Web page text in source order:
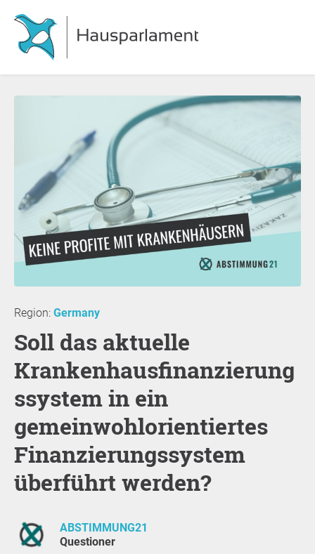
Region: Germany
Soll das aktuelle
Krankenhausfinanzierung
ssystem in ein
gemeinwohlorientiertes
Finanzierungssystem
überführt werden?
ABSTIMMUNG21
Questioner